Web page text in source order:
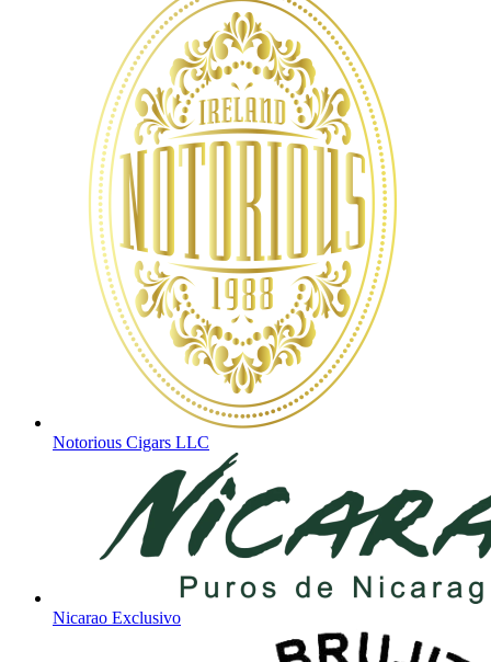
Notorious Cigars LLC
Nicarao Exclusivo